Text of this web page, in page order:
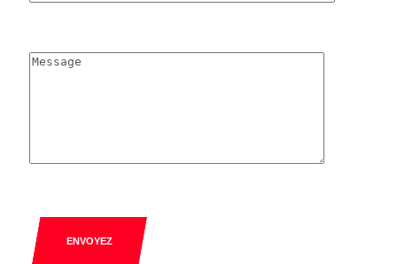
ENVOYEZ